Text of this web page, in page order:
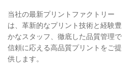
当社の最新プリントファクトリー
は、革新的なプリント技術と経験豊
かなスタッフ、徹底した品質管理で
信頼に応える高品質プリントをご提
供します。